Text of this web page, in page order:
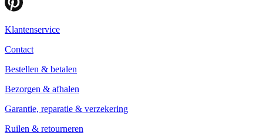
Klantenservice
Contact
Bestellen & betalen
Bezorgen & afhalen
Garantie, reparatie & verzekering
Ruilen & retourneren